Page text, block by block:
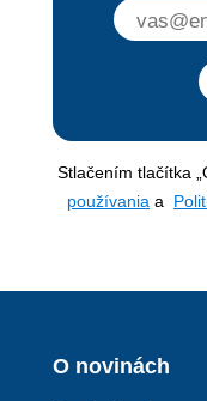
Stlačením tlačítka
používania a
O novinách